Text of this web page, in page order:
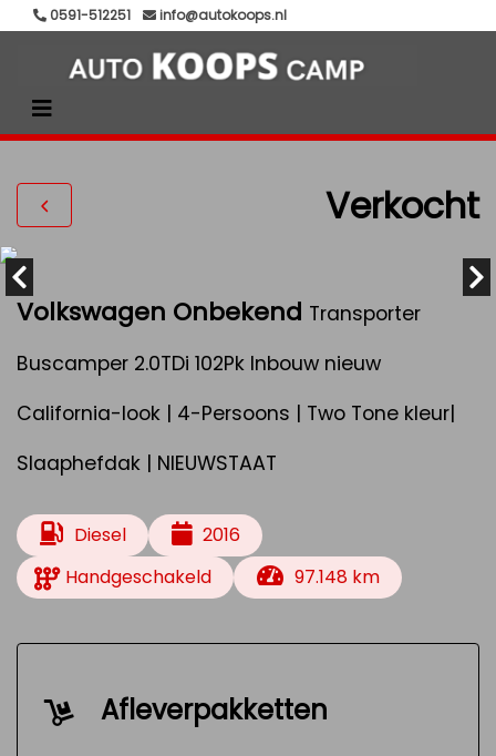
0591-512251 info@autokoops.nl
Verkocht
Volkswagen Onbekend Transporter
Buscamper 2.0TDi 102Pk Inbouw nieuw
California-look | 4-Persoons | Two Tone kleur|
Slaaphefdak | NIEUWSTAAT
Diesel
2016
Handgeschakeld
97.148 km
Afleverpakketten